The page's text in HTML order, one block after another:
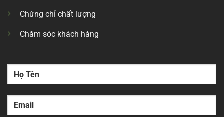
Chứng chỉ chất lượng
Chăm sóc khách hàng